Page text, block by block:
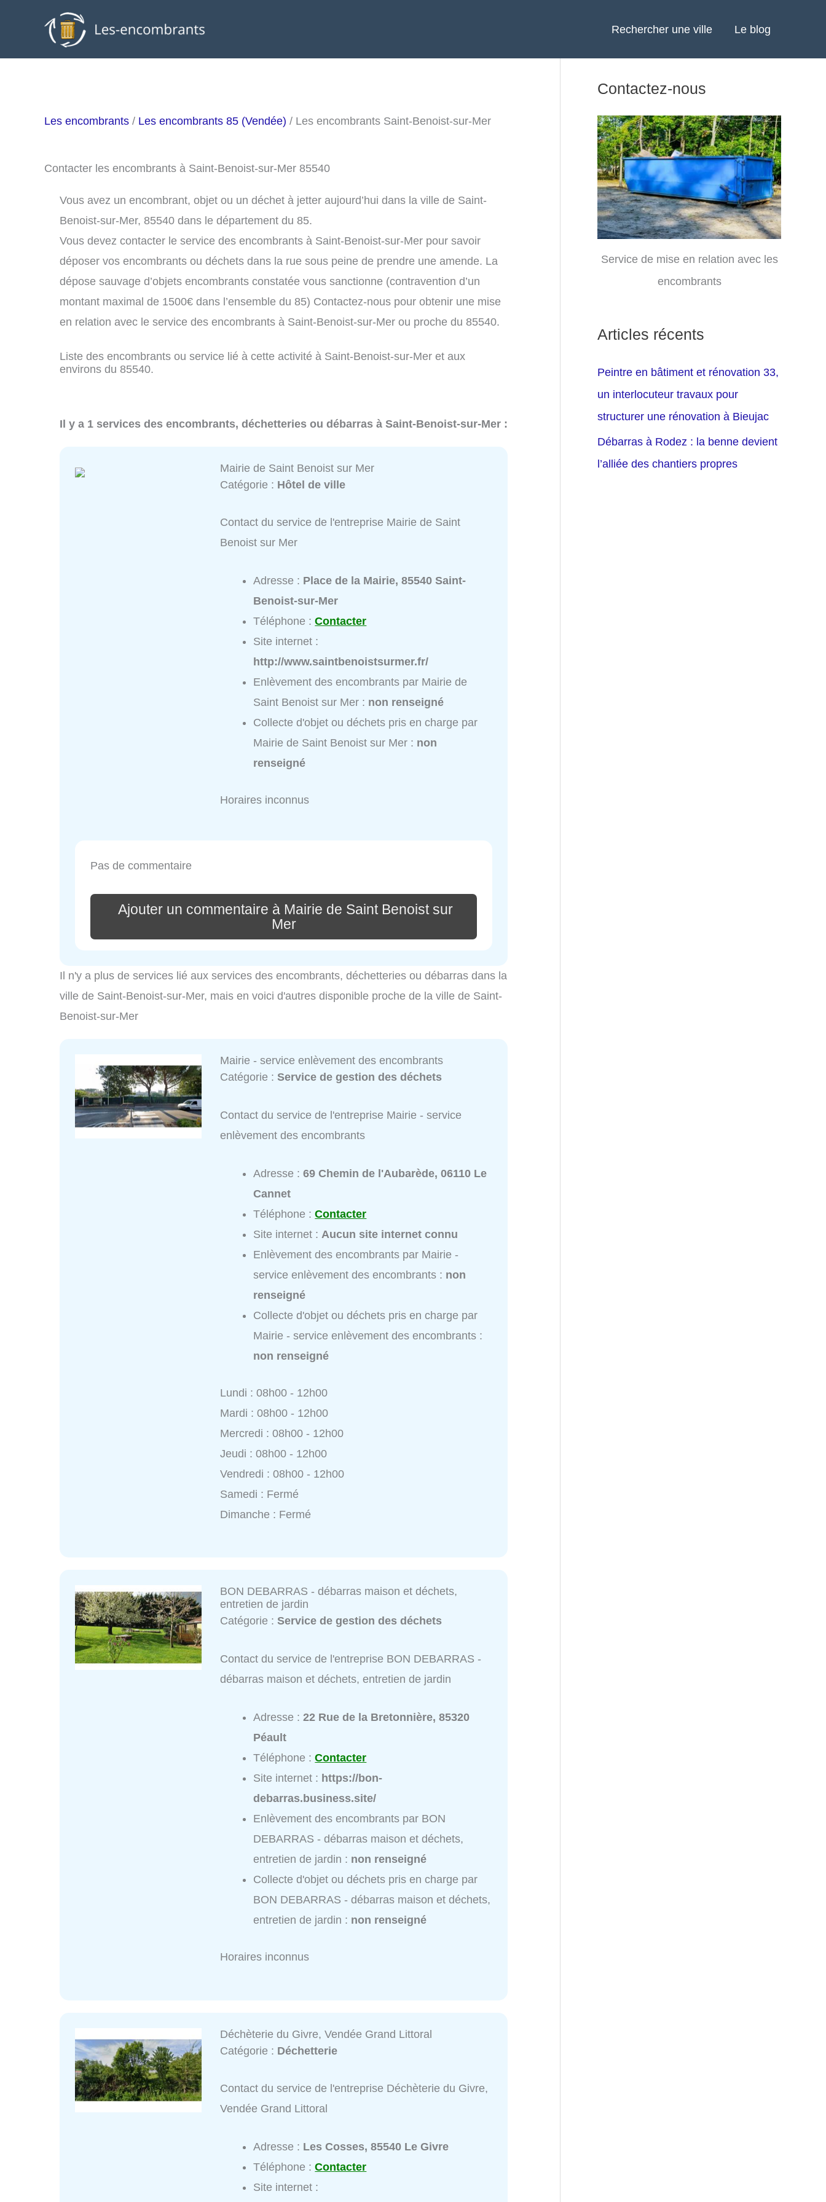
Rechercher une ville Le blog
Les encombrants / Les encombrants 85 (Vendée) / Les encombrants Saint-Benoist-sur-Mer
Contacter les encombrants à Saint-Benoist-sur-Mer 85540
Vous avez un encombrant, objet ou un déchet à jetter aujourd’hui dans la ville de Saint-
Benoist-sur-Mer, 85540 dans le département du 85.
Vous devez contacter le service des encombrants à Saint-Benoist-sur-Mer pour savoir
déposer vos encombrants ou déchets dans la rue sous peine de prendre une amende. La
dépose sauvage d’objets encombrants constatée vous sanctionne (contravention d’un
montant maximal de 1500€ dans l’ensemble du 85) Contactez-nous pour obtenir une mise
en relation avec le service des encombrants à Saint-Benoist-sur-Mer ou proche du 85540.
Liste des encombrants ou service lié à cette activité à Saint-Benoist-sur-Mer et aux
environs du 85540.
Il y a 1 services des encombrants, déchetteries ou débarras à Saint-Benoist-sur-Mer :
Mairie de Saint Benoist sur Mer
Catégorie : Hôtel de ville
Contact du service de l'entreprise Mairie de Saint
Benoist sur Mer
Adresse : Place de la Mairie, 85540 Saint-
Benoist-sur-Mer
Téléphone :Contacter
Site internet :
http://www.saintbenoistsurmer.fr/
Enlèvement des encombrants par Mairie de
Saint Benoist sur Mer : non renseigné
Collecte d'objet ou déchets pris en charge par
Mairie de Saint Benoist sur Mer : non
renseigné
Horaires inconnus
Pas de commentaire
Ajouter un commentaire à Mairie de Saint Benoist sur
Mer
Il n'y a plus de services lié aux services des encombrants, déchetteries ou débarras dans la
ville de Saint-Benoist-sur-Mer, mais en voici d'autres disponible proche de la ville de Saint-
Benoist-sur-Mer
Mairie - service enlèvement des encombrants
Catégorie :Service de gestion des déchets
Contact du service de l'entreprise Mairie - service
enlèvement des encombrants
Adresse :69 Chemin de l'Aubarède, 06110 Le
Cannet
Téléphone :Contacter
Site internet : Aucun site internet connu
Enlèvement des encombrants par Mairie -
service enlèvement des encombrants : non
renseigné
Collecte d'objet ou déchets pris en charge par
Mairie - service enlèvement des encombrants :
non renseigné
Lundi : 08h00 - 12h00
Mardi : 08h00 - 12h00
Mercredi : 08h00 - 12h00
Jeudi : 08h00 - 12h00
Vendredi : 08h00 - 12h00
Samedi : Fermé
Dimanche : Fermé
BON DEBARRAS - débarras maison et déchets,
entretien de jardin
Catégorie :Service de gestion des déchets
Contact du service de l'entreprise BON DEBARRAS -
débarras maison et déchets, entretien de jardin
Adresse :22 Rue de la Bretonnière, 85320
Péault
Téléphone :Contacter
Site internet : https://bon-
debarras.business.site/
Enlèvement des encombrants par BON
DEBARRAS - débarras maison et déchets,
entretien de jardin : non renseigné
Collecte d'objet ou déchets pris en charge par
BON DEBARRAS - débarras maison et déchets,
entretien de jardin : non renseigné
Horaires inconnus
Déchèterie du Givre, Vendée Grand Littoral
Catégorie : Déchetterie
Contact du service de l'entreprise Déchèterie du Givre,
Vendée Grand Littoral
Adresse : Les Cosses, 85540 Le Givre
Téléphone :Contacter
Site internet :
Contactez-nous
Service de mise en relation avec les
encombrants
Articles récents
Peintre en bâtiment et rénovation 33,
un interlocuteur travaux pour
structurer une rénovation à Bieujac
Débarras à Rodez : la benne devient
l’alliée des chantiers propres